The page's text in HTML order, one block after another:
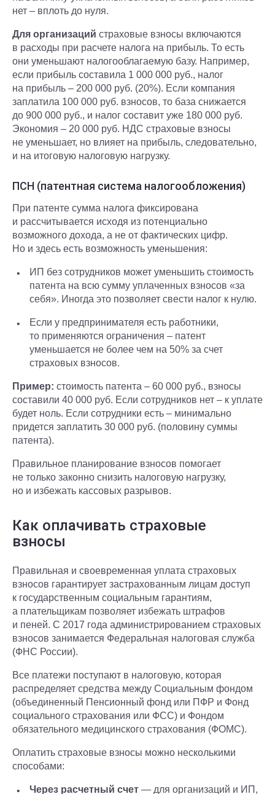
нет – вплоть до нуля.
Для организаций страховые взносы включаются
в расходы при расчете налога на прибыль. То есть
они уменьшают налогооблагаемую базу. Например,
если прибыль составила 1 000 000 руб., налог
на прибыль – 200 000 руб. (20%). Если компания
заплатила 100 000 руб. взносов, то база снижается
до 900 000 руб., и налог составит уже 180 000 руб.
Экономия – 20 000 руб. НДС страховые взносы
не уменьшает, но влияет на прибыль, следовательно,
и на итоговую налоговую нагрузку.
ПСН (патентная система налогообложения)
При патенте сумма налога фиксирована
и рассчитывается исходя из потенциально
возможного дохода, а не от фактических цифр.
Но и здесь есть возможность уменьшения:
ИП без сотрудников может уменьшить стоимость
патента на всю сумму уплаченных взносов «за
себя». Иногда это позволяет свести налог к нулю.
Если у предпринимателя есть работники,
то применяются ограничения – патент
уменьшается не более чем на 50% за счет
страховых взносов.
Пример: стоимость патента – 60 000 руб., взносы
составили 40 000 руб. Если сотрудников нет – к уплате
будет ноль. Если сотрудники есть – минимально
придется заплатить 30 000 руб. (половину суммы
патента).
Правильное планирование взносов помогает
не только законно снизить налоговую нагрузку,
но и избежать кассовых разрывов.
Как оплачивать страховые
взносы
Правильная и своевременная уплата страховых
взносов гарантирует застрахованным лицам доступ
к государственным социальным гарантиям,
а плательщикам позволяет избежать штрафов
и пеней. С 2017 года администрированием страховых
взносов занимается Федеральная налоговая служба
(ФНС России).
Все платежи поступают в налоговую, которая
распределяет средства между Социальным фондом
(объединенный Пенсионный фонд или ПФР и Фонд
социального страхования или ФСС) и Фондом
обязательного медицинского страхования (ФОМС).
Оплатить страховые взносы можно несколькими
способами:
Через расчетный счет — для организаций и ИП,